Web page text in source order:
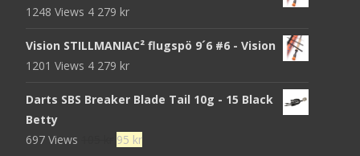
1248 Views 4 279 kr
Vision STILLMANIAC² flugspö 9´6 #6 - Vision
1201 Views 4 279 kr
Darts SBS Breaker Blade Tail 10g - 15 Black
Betty
697 Views
Det
95 krDet